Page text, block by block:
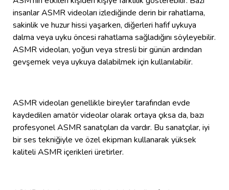
insanlar ASMR videoları izlediğinde derin bir rahatlama,
sakinlik ve huzur hissi yaşarken, diğerleri hafif uykuya
dalma veya uyku öncesi rahatlama sağladığını söyleyebilir.
ASMR videoları, yoğun veya stresli bir günün ardından
gevşemek veya uykuya dalabilmek için kullanılabilir.
ASMR videoları genellikle bireyler tarafından evde
kaydedilen amatör videolar olarak ortaya çıksa da, bazı
profesyonel ASMR sanatçıları da vardır. Bu sanatçılar, iyi
bir ses tekniğiyle ve özel ekipman kullanarak yüksek
kaliteli ASMR içerikleri üretirler.